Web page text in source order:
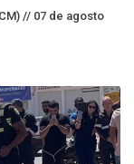
// 07 de agosto